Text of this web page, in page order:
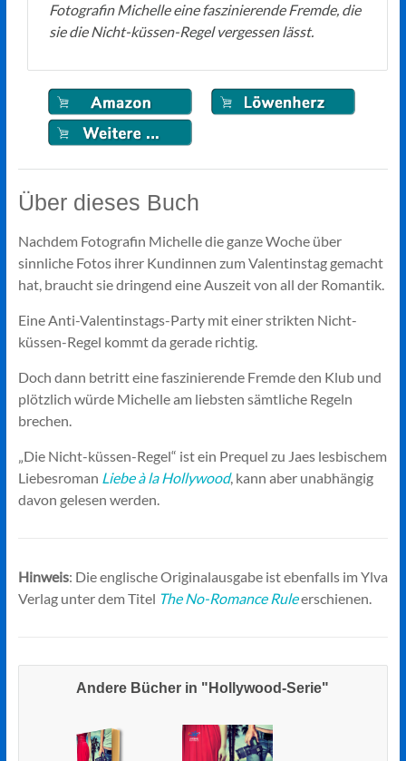
Fotografin Michelle eine faszinierende Fremde, die
sie die Nicht-küssen-Regel vergessen lässt.
Über dieses Buch
Nachdem Fotografin Michelle die ganze Woche über
sinnliche Fotos ihrer Kundinnen zum Valentinstag gemacht
hat, braucht sie dringend eine Auszeit von all der Romantik.
Eine Anti-Valentinstags-Party mit einer strikten Nicht-
küssen-Regel kommt da gerade richtig.
Doch dann betritt eine faszinierende Fremde den Klub und
plötzlich würde Michelle am liebsten sämtliche Regeln
brechen.
„Die Nicht-küssen-Regel“ ist ein Prequel zu Jaes lesbischem
Liebesroman Liebe à la Hollywood, kann aber unabhängig
davon gelesen werden.
Hinweis: Die englische Originalausgabe ist ebenfalls im Ylva
Verlag unter dem Titel The No-Romance Ruleerschienen.
Andere Bücher in "Hollywood-Serie"